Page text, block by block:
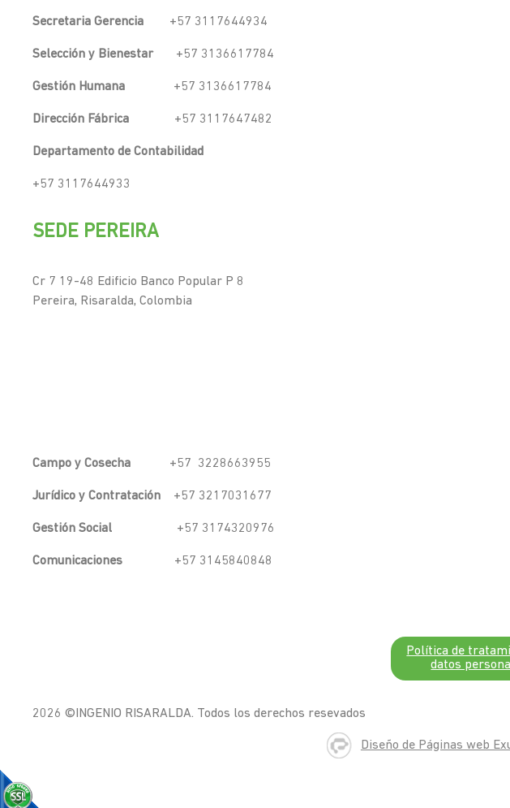
Secretaria Gerencia +57 3117644934
Selección y Bienestar+57 3136617784
Gestión Humana +57 3136617784
Dirección Fábrica +57 3117647482
Departamento de Contabilidad
+57 3117644933
SEDE PEREIRA
Cr 7 19-48 Edificio Banco Popular P 8
Pereira, Risaralda, Colombia
Campo y Cosecha +57 3228663955
Jurídico y Contratación +57 3217031677
Gestión Social +57 3174320976
Comunicaciones +57 3145840848
Política de
datos
2026 ©INGENIO RISARALDA. Todos los derechos resevados
Diseño de Páginas web